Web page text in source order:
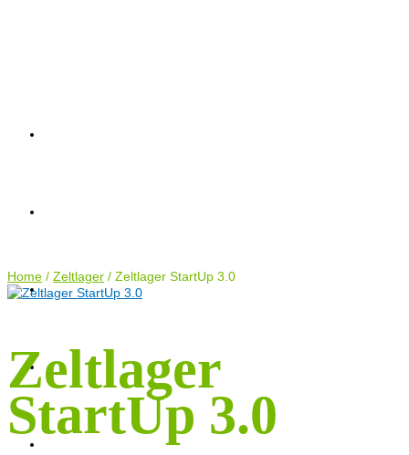
TERMINE
ANTRÄGE
KONTAKT
Home / Zeltlager / Zeltlager StartUp 3.0
Zeltlager
StartUp 3.0